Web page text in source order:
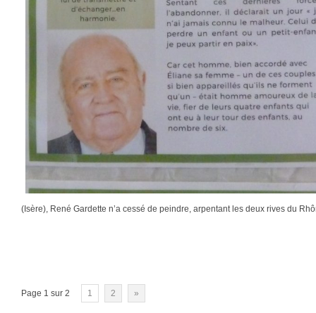
(Isère), René Gardette n’a cessé de peindre, arpentant les deux rives du
Page 1 sur 2 1 2 »